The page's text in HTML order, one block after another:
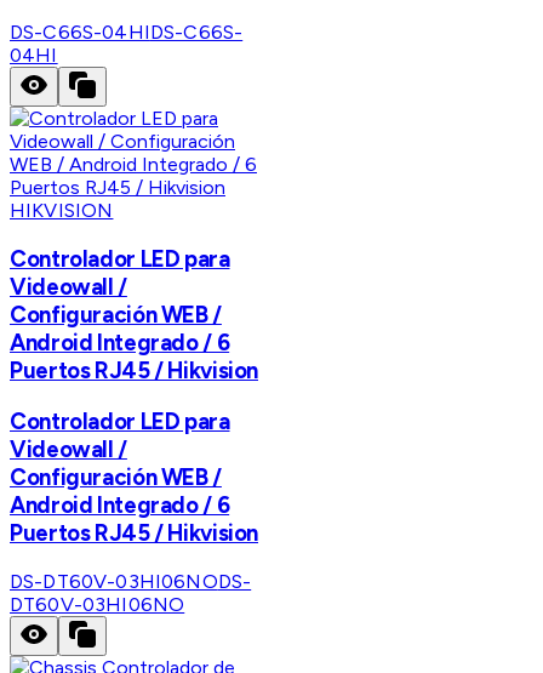
DS-C66S-04HIDS-C66S-
04HI
HIKVISION
Controlador LED para
Videowall /
Configuración WEB /
Android Integrado / 6
Puertos RJ45 / Hikvision
Controlador LED para
Videowall /
Configuración WEB /
Android Integrado / 6
Puertos RJ45 / Hikvision
DS-DT60V-03HI06NODS-
DT60V-03HI06NO